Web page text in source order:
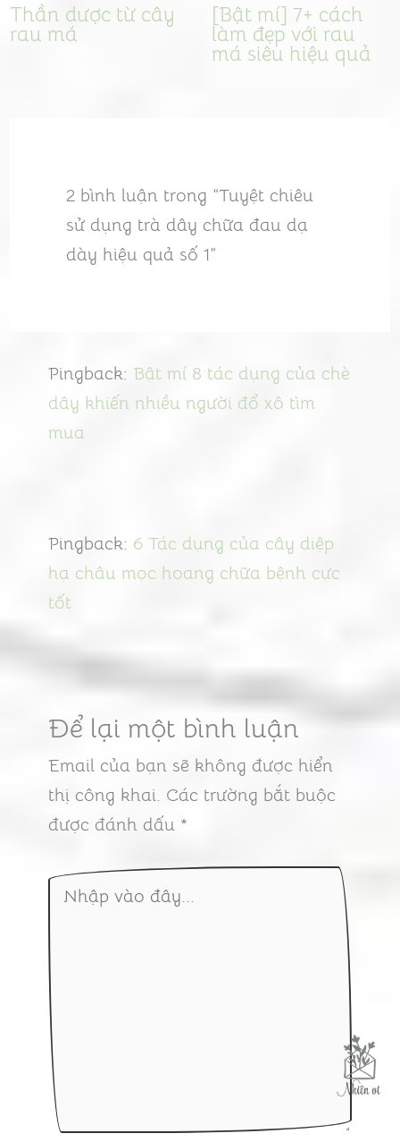
Thần dược từ cây
rau má
[Bật mí] 7+ cách
làm đẹp với rau
má siêu hiệu quả
2 bình luận trong “Tuyệt chiêu
sử dụng trà dây chữa đau dạ
dày hiệu quả số 1”
Pingback: Bật mí 8 tác dụng của chè
dây khiến nhiều người đổ xô tìm
mua
Pingback: 6 Tác dụng của cây diệp
hạ châu mọc hoang chữa bệnh cực
tốt
Để lại một bình luận
Email của bạn sẽ không được hiển
thị công khai. Các trường bắt buộc
được đánh dấu *
Nhập
vào
đây...